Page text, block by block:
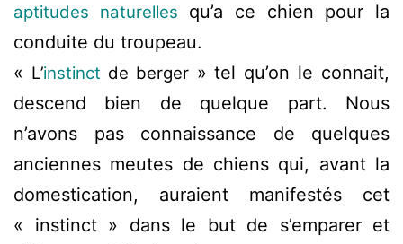
aptitudes naturelles qu’a ce chien pour la
conduite du troupeau.
« L’instinct de berger» tel qu’on le connait,
descend bien de quelque part. Nous
n’avons pas connaissance de quelques
anciennes meutes de chiens qui, avant la
domestication, auraient manifestés cet
« instinct » dans le but de s’emparer et